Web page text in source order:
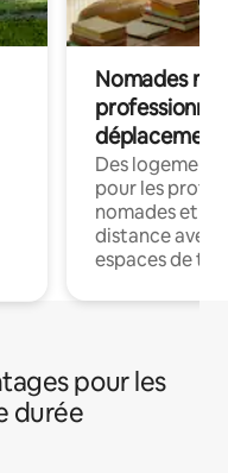
Nomades
déplacement
Des
pour les
nomades et
distance avec
espaces de
pour les
durée